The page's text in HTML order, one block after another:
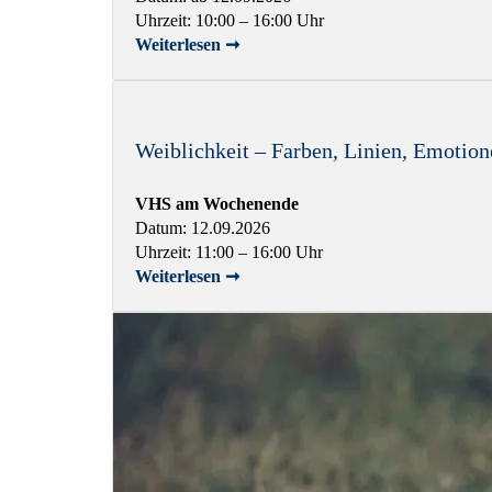
Uhrzeit: 10:00 – 16:00 Uhr
Weiterlesen ➞
Weiblichkeit – Farben, Linien,
VHS am Wochenende
Datum: 12.09.2026
Uhrzeit: 11:00 – 16:00 Uhr
Weiterlesen ➞